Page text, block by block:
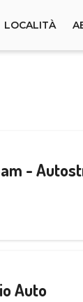
LOCALITÀ
-
Auto